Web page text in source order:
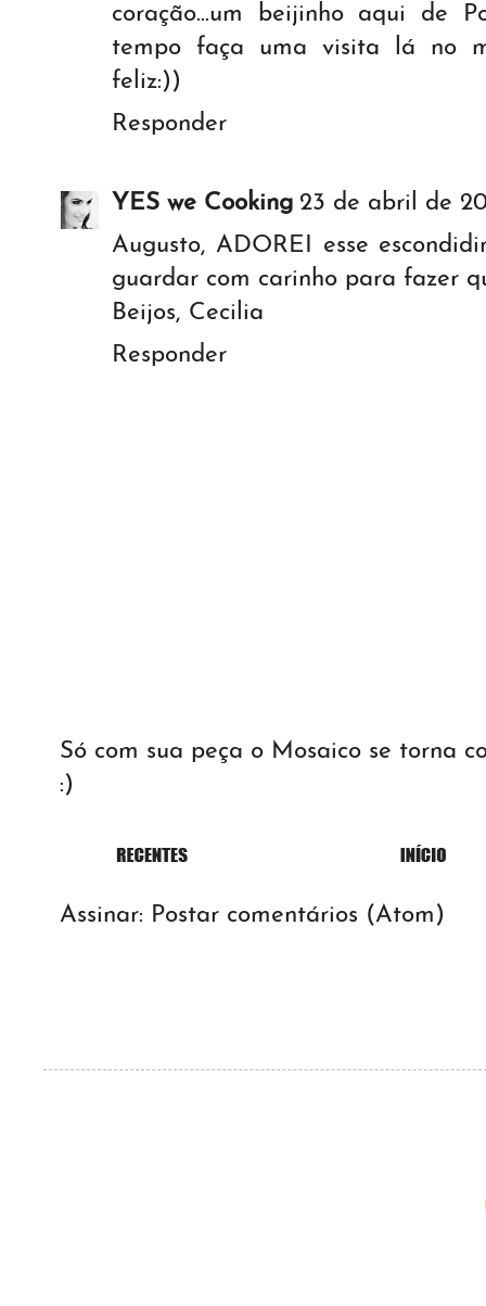
coração...um beijinho aqui de
tempo faça uma visita lá no
feliz:))
Responder
YES we Cooking 23 de abril de
Augusto, ADOREI esse
guardar com carinho para fazer
Beijos, Cecilia
Responder
Só com sua peça o Mosaico se torna
:)
Assinar: Postar comentários (Atom)